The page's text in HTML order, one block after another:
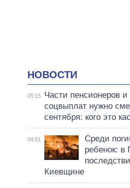
НОВОСТИ
05:15
Части пенсионеров и
соцвыплат нужно
сентября: кого это
04:51
Среди
ребенок: в
Киевщине